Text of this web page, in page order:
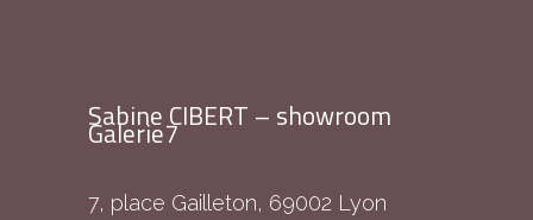
Sabine CIBERT – showroom
Galerie7
7, place Gailleton, 69002 Lyon